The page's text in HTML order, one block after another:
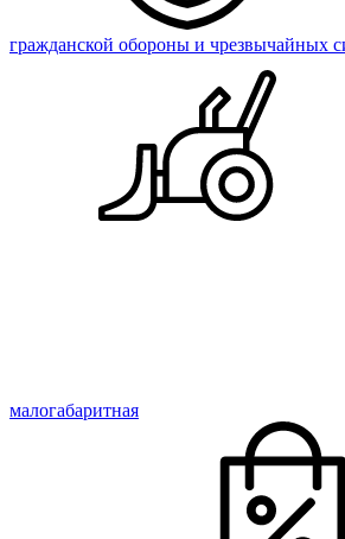
гражданской обороны и чрезвычайных
малогабаритная